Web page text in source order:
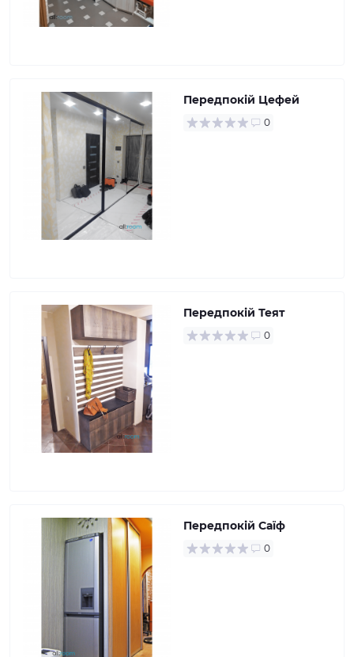
Передпокій Цефей
0
Передпокій Теят
0
Передпокій Саїф
0